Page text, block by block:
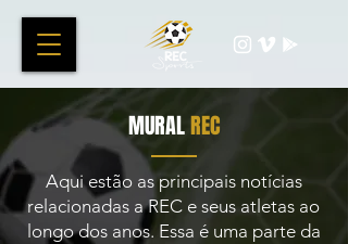
MURALREC
Aqui estão as principais notícias
relacionadas a REC e seus atletas ao
longo dos anos. Essa é uma parte da